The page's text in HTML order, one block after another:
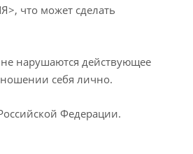
что может сделать
нарушаются действующее
себя лично.
Федерации.